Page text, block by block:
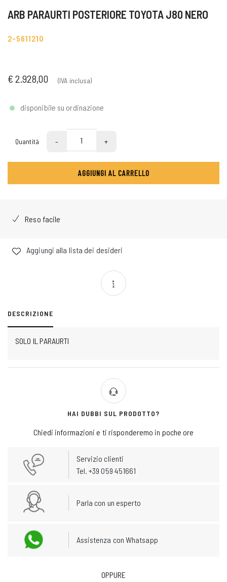
ARB PARAURTI POSTERIORE TOYOTA J80 NERO
2-5611210
€ 2.928,00 (IVA inclusa)
disponibile su ordinazione
Quantità - +
AGGIUNGI AL CARRELLO
Reso facile
Aggiungi alla lista dei desideri
DESCRIZIONE
SOLO IL PARAURTI
HAI DUBBI SUL PRODOTTO?
Chiedi informazioni e ti risponderemo in poche ore
Servizio clienti
Tel. +39 059 451661
Parla con un esperto
Assistenza con Whatsapp
OPPURE